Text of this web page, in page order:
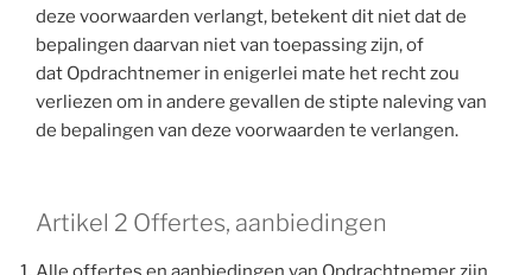
deze voorwaarden verlangt, betekent dit niet dat de
bepalingen daarvan niet van toepassing zijn, of
dat Opdrachtnemer in enigerlei mate het recht zou
verliezen om in andere gevallen de stipte naleving van
de bepalingen van deze voorwaarden te verlangen.
Artikel 2 Offertes, aanbiedingen